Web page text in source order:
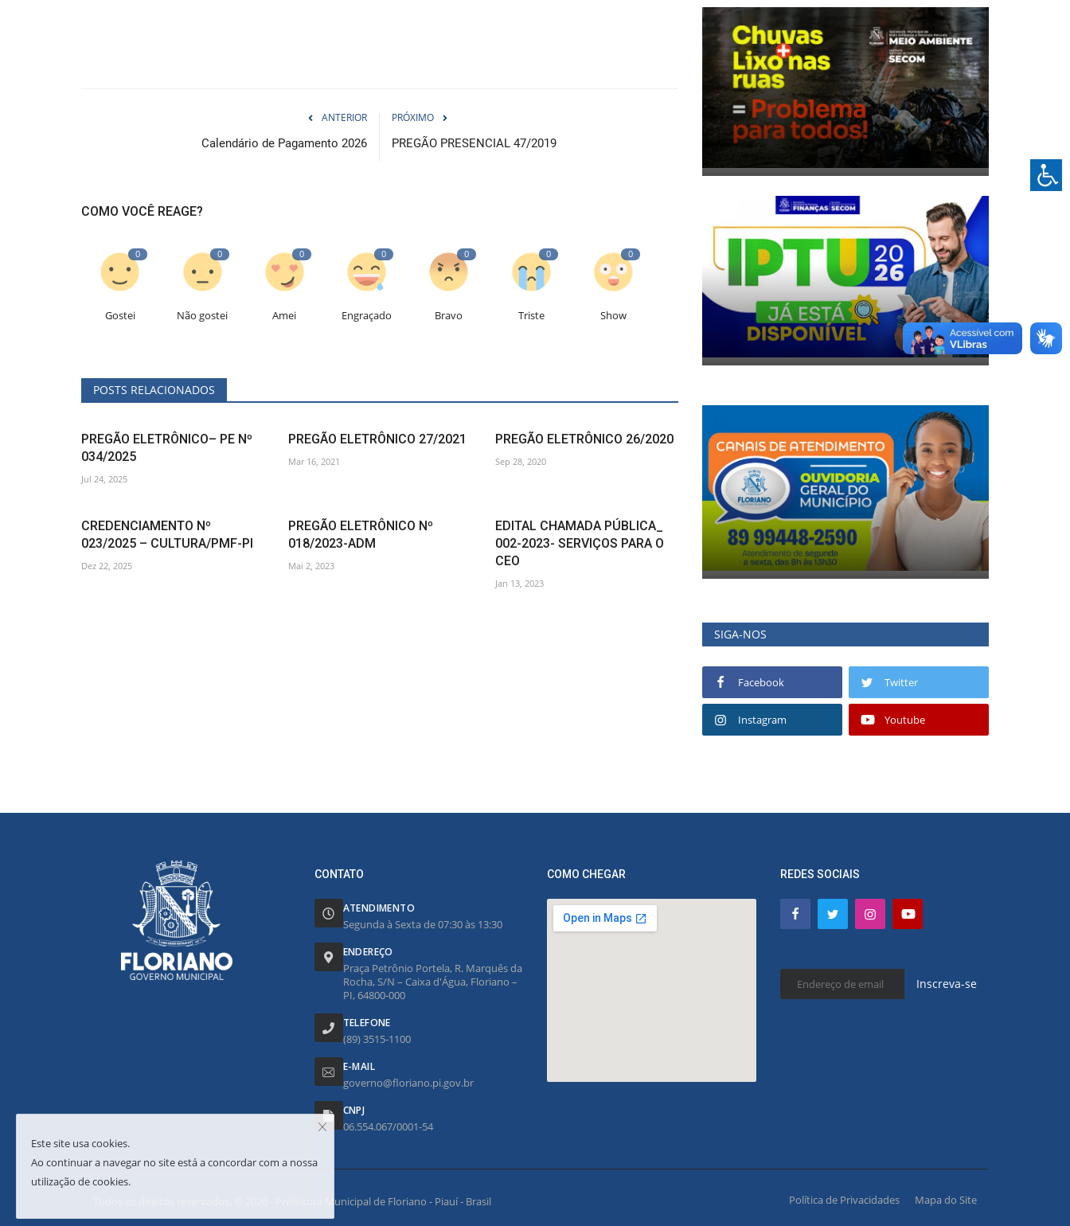
ANTERIOR
Calendário de Pagamento 2026
PRÓXIMO
PREGÃO PRESENCIAL 47/2019
COMO VOCÊ REAGE?
0
Gostei
0
Não gostei
0
Amei
0
Engraçado
0
Bravo
0
Triste
0
Show
POSTS RELACIONADOS
PREGÃO ELETRÔNICO– PE Nº
034/2025
Jul 24, 2025
PREGÃO ELETRÔNICO 27/2021
Mar 16, 2021
PREGÃO ELETRÔNICO 26/2020
Sep 28, 2020
CREDENCIAMENTO Nº
023/2025 – CULTURA/PMF-PI
Dez 22, 2025
PREGÃO ELETRÔNICO Nº
018/2023-ADM
Mai 2, 2023
EDITAL CHAMADA PÚBLICA_
002-2023- SERVIÇOS PARA O
CEO
Jan 13, 2023
SIGA-NOS
Facebook Twitter
Instagram Youtube
CONTATO
ATENDIMENTO
Segunda à Sexta de 07:30 às 13:30
ENDEREÇO
Praça Petrônio Portela, R. Marquês da
Rocha, S/N – Caixa d'Água, Floriano –
PI, 64800-000
TELEFONE
(89) 3515-1100
E-MAIL
governo@floriano.pi.gov.br
CNPJ
06.554.067/0001-54
COMO CHEGAR REDES SOCIAIS
Inscreva-se
Todos os direitos reservados. © 2026 - Prefeitura Municipal de Floriano - Piauí - Brasil Política de Privacidades Mapa do Site
Este site usa cookies.
Ao continuar a navegar no site está a concordar com a nossa
utilização de cookies.